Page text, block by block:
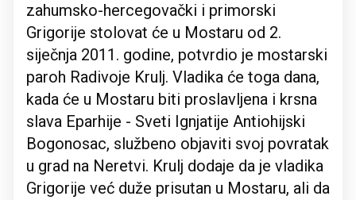
zahumsko-hercegovački i primorski
Grigorije stolovat će u Mostaru od 2.
siječnja 2011. godine, potvrdio je mostarski
paroh Radivoje Krulj. Vladika će toga dana,
kada će u Mostaru biti proslavljena i krsna
slava Eparhije - Sveti Ignjatije Antiohijski
Bogonosac, službeno objaviti svoj povratak
u grad na Neretvi. Krulj dodaje da je vladika
Grigorije već duže prisutan u Mostaru, ali da